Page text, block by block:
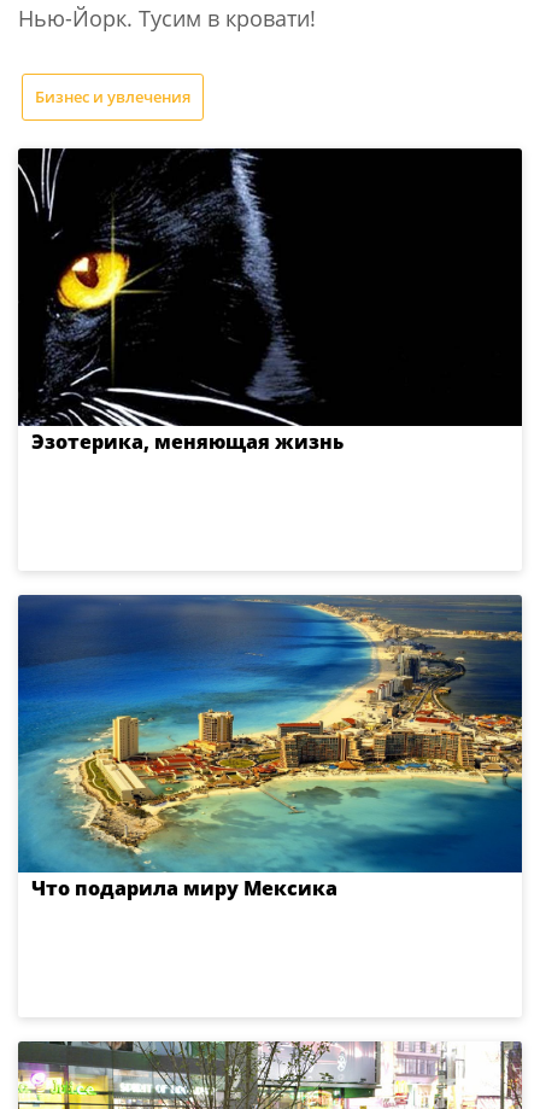
Нью-Йорк. Тусим в кровати!
Бизнес и увлечения
Эзотерика, меняющая жизнь
Что подарила миру Мексика